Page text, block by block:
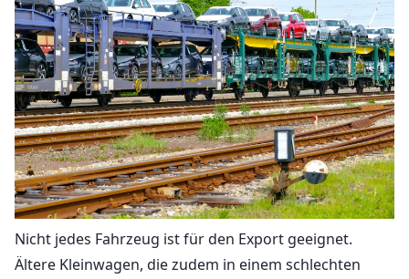
Nicht jedes Fahrzeug ist für den Export geeignet.
Ältere Kleinwagen, die zudem in einem schlechten